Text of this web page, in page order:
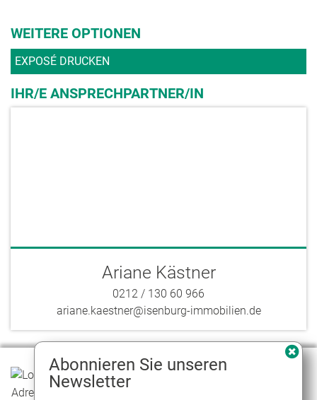
WEITERE OPTIONEN
EXPOSÉ DRUCKEN
IHR/E ANSPRECHPARTNER/IN
Ariane Kästner
0212 / 130 60 966
ariane.kaestner@isenburg-immobilien.de
Adresse
Abonnieren Sie unseren
Newsletter